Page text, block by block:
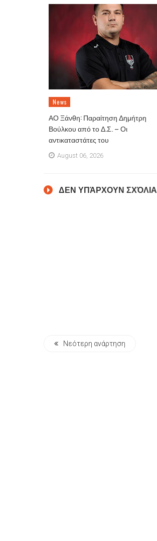
News
ΑΟ Ξάνθη: Παραίτηση Δημήτρη
Βούλκου από το Δ.Σ. – Οι
αντικαταστάτες του
August 06, 2026
ΔΕΝ ΥΠΆΡΧΟΥΝ ΣΧΌΛΙΑ
Νεότερη ανάρτηση